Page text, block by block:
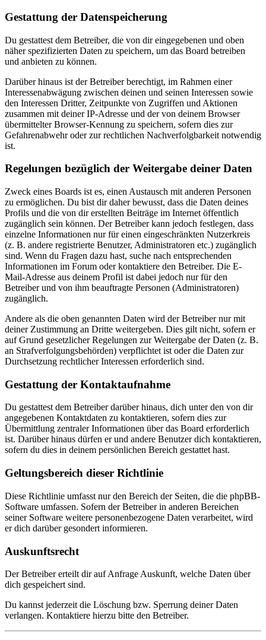
Gestattung der Datenspeicherung
Du gestattest dem Betreiber, die von dir eingegebenen und oben
näher spezifizierten Daten zu speichern, um das Board betreiben
und anbieten zu können.
Darüber hinaus ist der Betreiber berechtigt, im Rahmen einer
Interessenabwägung zwischen deinen und seinen Interessen sowie
den Interessen Dritter, Zeitpunkte von Zugriffen und Aktionen
zusammen mit deiner IP-Adresse und der von deinem Browser
übermittelter Browser-Kennung zu speichern, sofern dies zur
Gefahrenabwehr oder zur rechtlichen Nachverfolgbarkeit notwendig
ist.
Regelungen bezüglich der Weitergabe deiner Daten
Zweck eines Boards ist es, einen Austausch mit anderen Personen
zu ermöglichen. Du bist dir daher bewusst, dass die Daten deines
Profils und die von dir erstellten Beiträge im Internet öffentlich
zugänglich sein können. Der Betreiber kann jedoch festlegen, dass
einzelne Informationen nur für einen eingeschränkten Nutzerkreis
(z. B. andere registrierte Benutzer, Administratoren etc.) zugänglich
sind. Wenn du Fragen dazu hast, suche nach entsprechenden
Informationen im Forum oder kontaktiere den Betreiber. Die E-
Mail-Adresse aus deinem Profil ist dabei jedoch nur für den
Betreiber und von ihm beauftragte Personen (Administratoren)
zugänglich.
Andere als die oben genannten Daten wird der Betreiber nur mit
deiner Zustimmung an Dritte weitergeben. Dies gilt nicht, sofern er
auf Grund gesetzlicher Regelungen zur Weitergabe der Daten (z. B.
an Strafverfolgungsbehörden) verpflichtet ist oder die Daten zur
Durchsetzung rechtlicher Interessen erforderlich sind.
Gestattung der Kontaktaufnahme
Du gestattest dem Betreiber darüber hinaus, dich unter den von dir
angegebenen Kontaktdaten zu kontaktieren, sofern dies zur
Übermittlung zentraler Informationen über das Board erforderlich
ist. Darüber hinaus dürfen er und andere Benutzer dich kontaktieren,
sofern du dies in deinem persönlichen Bereich gestattet hast.
Geltungsbereich dieser Richtlinie
Diese Richtlinie umfasst nur den Bereich der Seiten, die die phpBB-
Software umfassen. Sofern der Betreiber in anderen Bereichen
seiner Software weitere personenbezogene Daten verarbeitet, wird
er dich darüber gesondert informieren.
Auskunftsrecht
Der Betreiber erteilt dir auf Anfrage Auskunft, welche Daten über
dich gespeichert sind.
Du kannst jederzeit die Löschung bzw. Sperrung deiner Daten
verlangen. Kontaktiere hierzu bitte den Betreiber.